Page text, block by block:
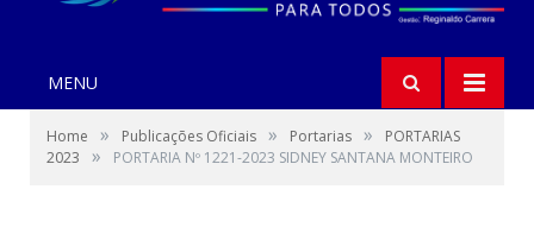
MENU
Home » Publicações Oficiais » Portarias »
PORTARIAS
2023
» PORTARIA Nº 1221-2023 SIDNEY SANTANA MONTEIRO